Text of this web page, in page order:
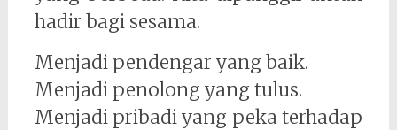
hadir bagi sesama.
Menjadi pendengar yang baik.
Menjadi penolong yang tulus.
Menjadi pribadi yang peka terhadap